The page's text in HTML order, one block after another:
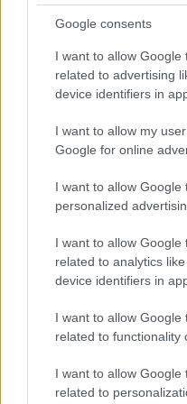
Google consents
I want to allow Google
related to advertising
device identifiers in
I want to allow my
Google for online
I want to allow Google
personalized
I want to allow Google
related to analytics
device identifiers in
I want to allow Google
related to functionality
I want to allow Google
related to
21.65%
Számossorozattal
folyamán ismegtartani a
reflektorfényt
élvezte, de ezen kívül is
rögtön egy a
folytatta a sort, de nem
jártam apátokkal 2.
dolgaink) mellett sem.
maradt ereje a